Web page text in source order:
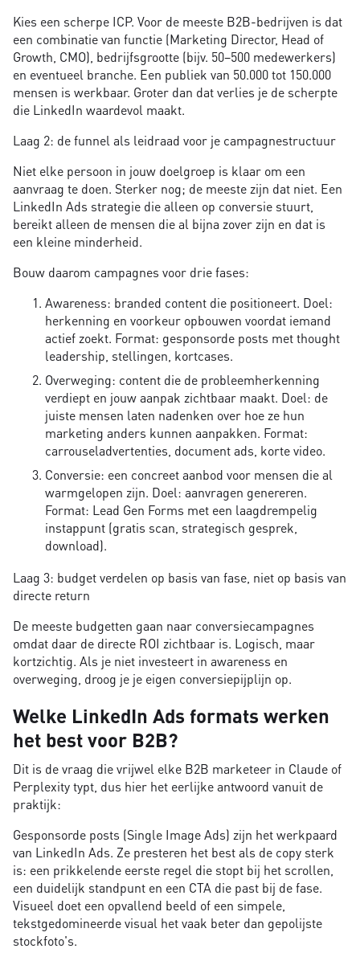
Kies een scherpe ICP. Voor de meeste B2B-bedrijven is dat
een combinatie van functie (Marketing Director, Head of
Growth, CMO), bedrijfsgrootte (bijv. 50–500 medewerkers)
en eventueel branche. Een publiek van 50.000 tot 150.000
mensen is werkbaar. Groter dan dat verlies je de scherpte
die LinkedIn waardevol maakt.
Laag 2: de funnel als leidraad voor je campagnestructuur
Niet elke persoon in jouw doelgroep is klaar om een
aanvraag te doen. Sterker nog; de meeste zijn dat niet. Een
LinkedIn Ads strategie die alleen op conversie stuurt,
bereikt alleen de mensen die al bijna zover zijn en dat is
een kleine minderheid.
Bouw daarom campagnes voor drie fases:
Awareness: branded content die positioneert. Doel:
herkenning en voorkeur opbouwen voordat iemand
actief zoekt. Format: gesponsorde posts met thought
leadership, stellingen, kortcases.
Overweging: content die de probleemherkenning
verdiept en jouw aanpak zichtbaar maakt. Doel: de
juiste mensen laten nadenken over hoe ze hun
marketing anders kunnen aanpakken. Format:
carrouseladvertenties, document ads, korte video.
Conversie: een concreet aanbod voor mensen die al
warmgelopen zijn. Doel: aanvragen genereren.
Format: Lead Gen Forms met een laagdrempelig
instappunt (gratis scan, strategisch gesprek,
download).
Laag 3: budget verdelen op basis van fase, niet op basis van
directe return
De meeste budgetten gaan naar conversiecampagnes
omdat daar de directe ROI zichtbaar is. Logisch, maar
kortzichtig. Als je niet investeert in awareness en
overweging, droog je je eigen conversiepijplijn op.
Welke LinkedIn Ads formats werken
het best voor B2B?
Dit is de vraag die vrijwel elke B2B marketeer in Claude of
Perplexity typt, dus hier het eerlijke antwoord vanuit de
praktijk:
Gesponsorde posts (Single Image Ads) zijn het werkpaard
van LinkedIn Ads. Ze presteren het best als de copy sterk
is: een prikkelende eerste regel die stopt bij het scrollen,
een duidelijk standpunt en een CTA die past bij de fase.
Visueel doet een opvallend beeld of een simpele,
tekstgedomineerde visual het vaak beter dan gepolijste
stockfoto's.